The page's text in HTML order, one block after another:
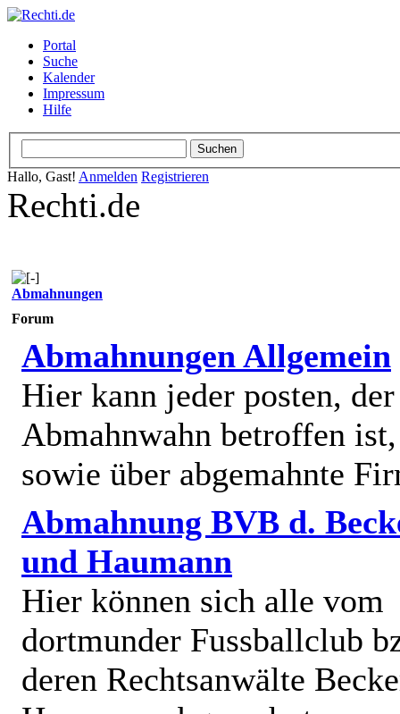
Portal
Suche
Kalender
Impressum
Hilfe
Hallo, Gast! Anmelden Registrieren
Rechti.de
Abmahnungen
Forum
Abmahnungen Allgemein
Hier kann jeder posten,
Abmahnwahn betroffen ist,
sowie über abgemahnte
Abmahnung BVB d.
und Haumann
Hier können sich alle vom
dortmunder Fussballclub
deren Rechtsanwälte